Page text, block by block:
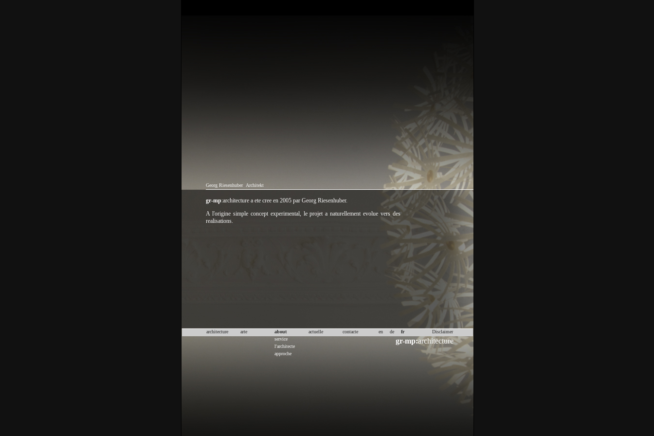
Georg Riesenhuber Architekt
gr-mp:architecture a ete cree en 2005 par Georg Riesenhuber.
A l'origine simple concept experimental, le projet a naturellement evolue vers des
realisations.
gr-mp:architecture
architecture arte
about
service
l'architecte
approche
actuelle contacte en de fr Disclaimer